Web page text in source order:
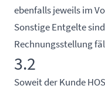
ebenfalls jeweils im
Sonstige Entgelte
Rechnungsstellung
3.2
Soweit der Kunde